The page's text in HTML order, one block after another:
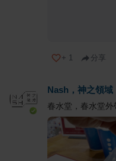
+ 1 分享
Nash，神之領域
春水堂，春水堂